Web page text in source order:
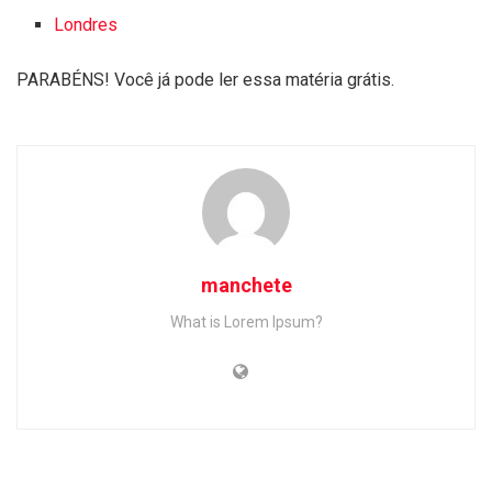
Londres
PARABÉNS! Você já pode ler essa matéria grátis.
manchete
What is Lorem Ipsum?